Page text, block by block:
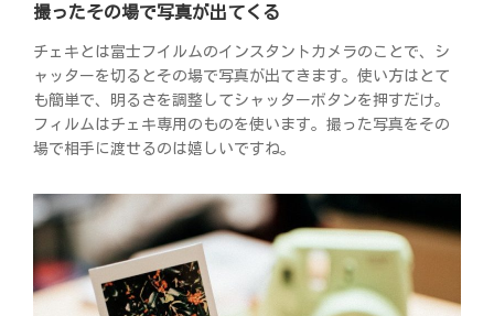
撮ったその場で写真が出てくる
チェキとは富士フイルムのインスタントカメラのことで、シ
ャッターを切るとその場で写真が出てきます。使い方はとて
も簡単で、明るさを調整してシャッターボタンを押すだけ。
フィルムはチェキ専用のものを使います。撮った写真をその
場で相手に渡せるのは嬉しいですね。